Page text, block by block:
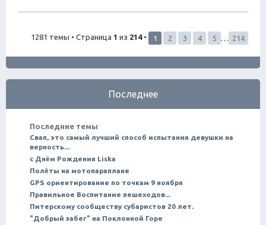
1281 темы • Страница 1 из 214• 1 2 3 4 5 214
Последнее
Последние темы
Свап, это самый лучший способ испытания девушки на
верность...
с Днём Рождения Liska
Полёты на мотопараплане
GPS ориентирование по точкам 9 ноября
Правильное Воспитание пешеходов...
Питерскому сообществу субаристов 20 лет.
"Добрый забег" на Поклонной Горе